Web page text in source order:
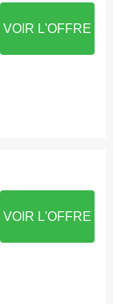
VOIR L'OFFRE
VOIR L'OFFRE